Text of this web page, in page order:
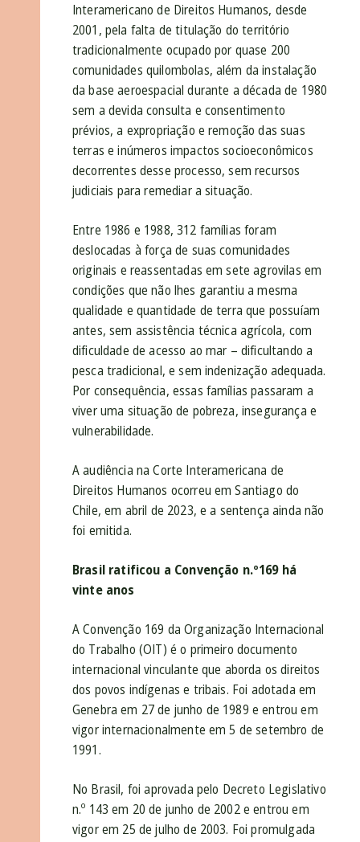
Interamericano de Direitos Humanos, desde
2001, pela falta de titulação do território
tradicionalmente ocupado por quase 200
comunidades quilombolas, além da instalação
da base aeroespacial durante a década de 1980
sem a devida consulta e consentimento
prévios, a expropriação e remoção das suas
terras e inúmeros impactos socioeconômicos
decorrentes desse processo, sem recursos
judiciais para remediar a situação.
Entre 1986 e 1988, 312 famílias foram
deslocadas à força de suas comunidades
originais e reassentadas em sete agrovilas em
condições que não lhes garantiu a mesma
qualidade e quantidade de terra que possuíam
antes, sem assistência técnica agrícola, com
dificuldade de acesso ao mar – dificultando a
pesca tradicional, e sem indenização adequada.
Por consequência, essas famílias passaram a
viver uma situação de pobreza, insegurança e
vulnerabilidade.
A audiência na Corte Interamericana de
Direitos Humanos ocorreu em Santiago do
Chile, em abril de 2023, e a sentença ainda não
foi emitida.
Brasil ratificou a Convenção n.º169 há
vinte anos
A Convenção 169 da Organização Internacional
do Trabalho (OIT) é o primeiro documento
internacional vinculante que aborda os direitos
dos povos indígenas e tribais. Foi adotada em
Genebra em 27 de junho de 1989 e entrou em
vigor internacionalmente em 5 de setembro de
1991.
No Brasil, foi aprovada pelo Decreto Legislativo
n.º 143 em 20 de junho de 2002 e entrou em
vigor em 25 de julho de 2003. Foi promulgada